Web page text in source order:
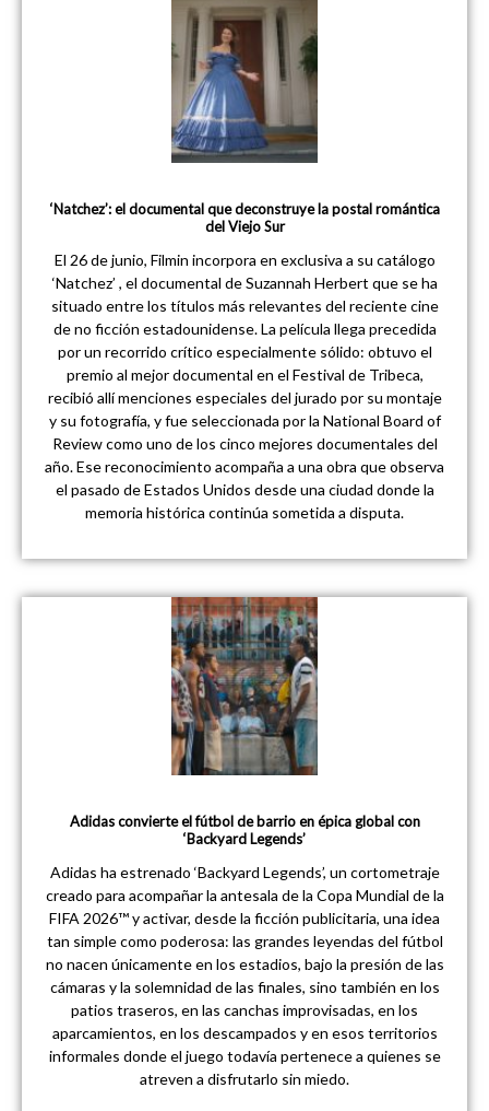
‘Natchez’: el documental que deconstruye la postal romántica
del Viejo Sur
El 26 de junio, Filmin incorpora en exclusiva a su catálogo
‘Natchez’ , el documental de Suzannah Herbert que se ha
situado entre los títulos más relevantes del reciente cine
de no ficción estadounidense. La película llega precedida
por un recorrido crítico especialmente sólido: obtuvo el
premio al mejor documental en el Festival de Tribeca,
recibió allí menciones especiales del jurado por su montaje
y su fotografía, y fue seleccionada por la National Board of
Review como uno de los cinco mejores documentales del
año. Ese reconocimiento acompaña a una obra que observa
el pasado de Estados Unidos desde una ciudad donde la
memoria histórica continúa sometida a disputa.
Adidas convierte el fútbol de barrio en épica global con
‘Backyard Legends’
Adidas ha estrenado ‘Backyard Legends’, un cortometraje
creado para acompañar la antesala de la Copa Mundial de la
FIFA 2026™ y activar, desde la ficción publicitaria, una idea
tan simple como poderosa: las grandes leyendas del fútbol
no nacen únicamente en los estadios, bajo la presión de las
cámaras y la solemnidad de las finales, sino también en los
patios traseros, en las canchas improvisadas, en los
aparcamientos, en los descampados y en esos territorios
informales donde el juego todavía pertenece a quienes se
atreven a disfrutarlo sin miedo.